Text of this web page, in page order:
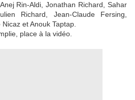
Rin-Aldi, Jonathan Richard, Sahar
Richard, Jean-Claude Fersing,
et Anouk Taptap.
place à la vidéo.